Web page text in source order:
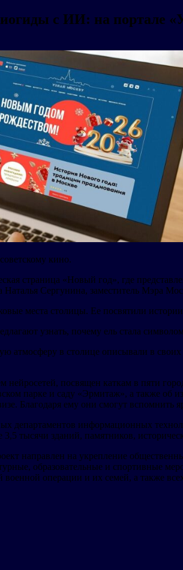
с ИИ: на портале
кино.
страница «Новый год», где
Сергунина, заместитель Мэра
места столицы. Ее посвятили
узнать, почему ель стала
атмосферу в столице описывали в
посвящен каткам в пяти
парке и саду «Эрмитаж», а также об
Благодаря ему они смогут
департаментов информационных
тысячи зданий, памятников,
направлен на укрепление
образовательные и спортивные
военной операции и их семей, а также